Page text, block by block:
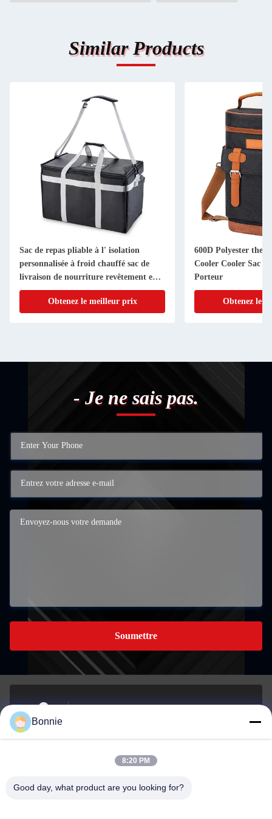
Similar Products
Sac de repas pliable à l' isolation
personnalisée à froid chauffé sac de
livraison de nourriture revêtement en
aluminium thermique
Obtenez le meilleur prix
600D Polyester
Cooler Cooler Sac 2
Porteur
Obtenez le
- Je ne sais pas.
Soumettre
Adresse
E-mail
Bonnie@szycw918.com
Bonnie
8:20 PM
Good day, what product are you looking for?